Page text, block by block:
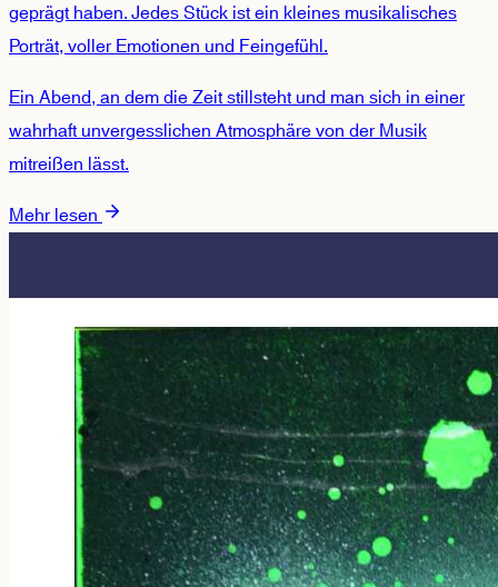
geprägt haben. Jedes Stück ist ein kleines musikalisches
Porträt, voller Emotionen und Feingefühl.
Ein Abend, an dem die Zeit stillsteht und man sich in einer
wahrhaft unvergesslichen Atmosphäre von der Musik
mitreißen lässt.
Mehr lesen